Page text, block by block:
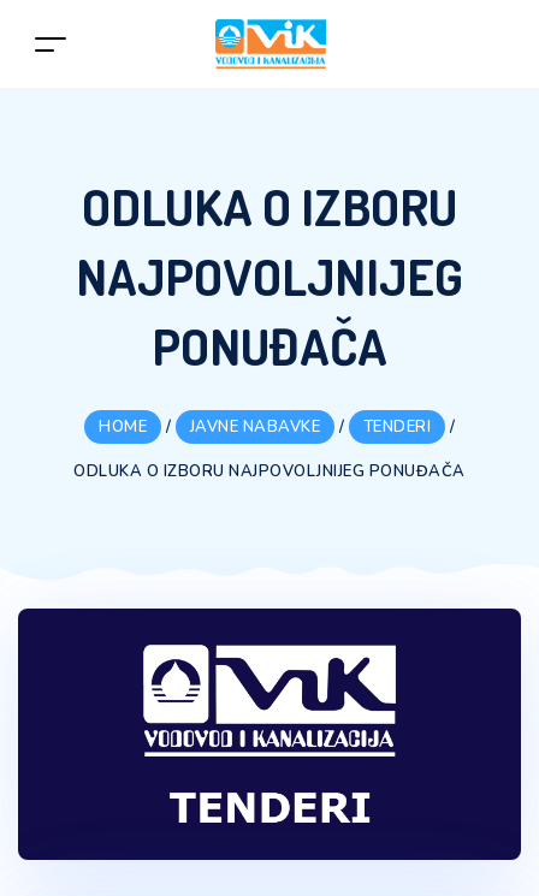
ODLUKA O IZBORU
NAJPOVOLJNIJEG
PONUĐAČA
HOME / JAVNE NABAVKE / TENDERI /
ODLUKA O IZBORU NAJPOVOLJNIJEG PONUĐAČA